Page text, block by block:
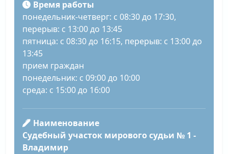
Время работы
понедельник-четверг: с 08:30 до 17:30,
перерыв: с 13:00 до 13:45
пятница: с 08:30 до 16:15, перерыв: с 13:00 до
13:45
прием граждан
понедельник: с 09:00 до 10:00
среда: с 15:00 до 16:00
Наименование
Судебный участок мирового судьи № 1 -
Владимир